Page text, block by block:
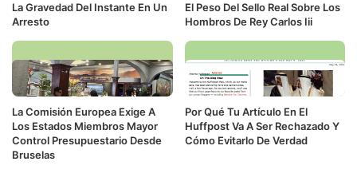
La Gravedad Del Instante En Un
Arresto
El Peso Del Sello Real Sobre Los
Hombros De Rey Carlos Iii
La Comisión Europea Exige A
Los Estados Miembros Mayor
Control Presupuestario Desde
Bruselas
Por Qué Tu Artículo En El
Huffpost Va A Ser Rechazado Y
Cómo Evitarlo De Verdad